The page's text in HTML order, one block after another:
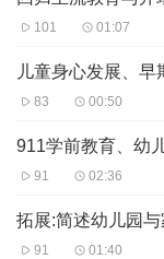
101 01:07
儿童身心发展、
83 00:50
911学前教育、幼
91 02:36
拓展:简述幼儿园
91 01:40